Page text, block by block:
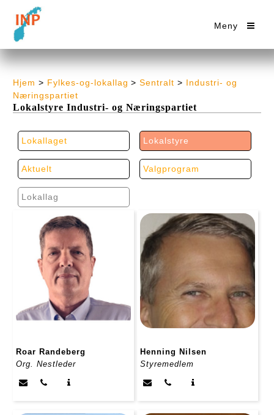
Meny
Hjem > Fylkes-og-lokallag >Sentralt > Industri- og
Næringspartiet
Lokalstyre Industri- og Næringspartiet
Lokallaget Lokalstyre
Aktuelt Valgprogram
Lokallag
Roar Randeberg
Org. Nestleder
Henning Nilsen
Styremedlem